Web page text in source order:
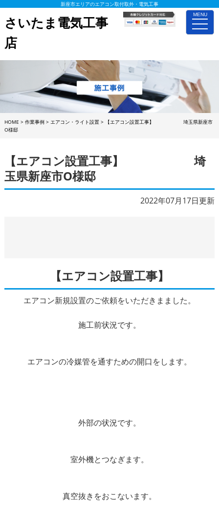
MENU
toggle
新座市エリアのエアコン取付取外・電気工事
さいたま電気工事
店
HOME > 作業事例> エアコン・ライト設置>
【エアコン設置工事】 埼玉県新座市
O様邸
【エアコン設置工事】 埼
玉県新座市O様邸
2022年07月17日更新
【エアコン設置工事】
エアコン新規設置のご依頼をいただきまました。
施工前状況です。
エアコンの冷媒管を通すための開口をします。
外部の状況です。
室外機とつなぎます。
真空抜きをおこないます。